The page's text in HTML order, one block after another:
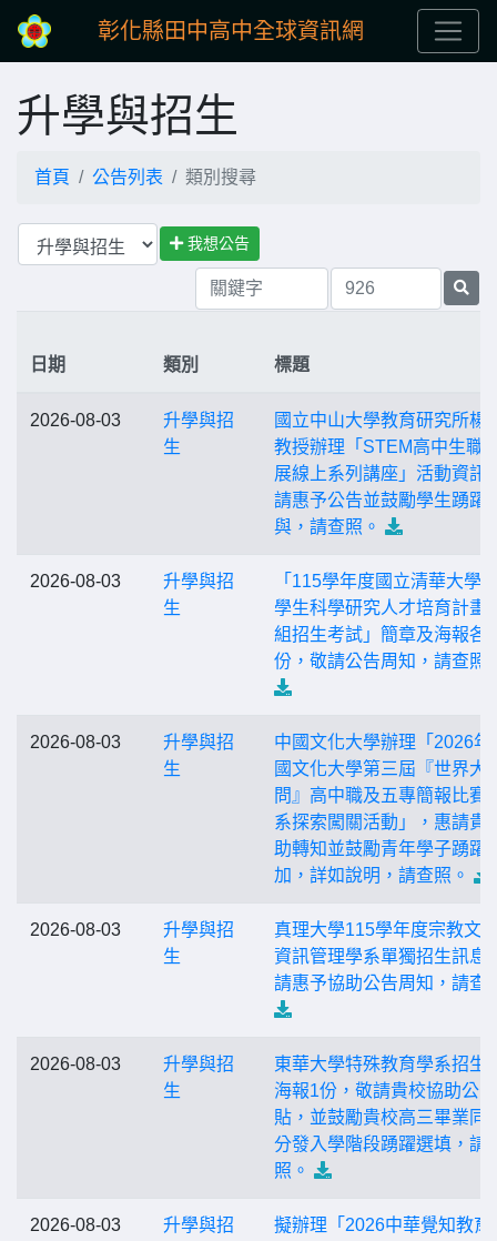
彰化縣田中高中全球資訊網
升學與招生
首頁 公告列表 類別搜尋
我想公告
日期 類別 標題
2026-08-03
升學與招
生
國立中山大學教育研究所楊
教授辦理「STEM高中生職
展線上系列講座」活動資訊
請惠予公告並鼓勵學生踴躍
與，請查照。
2026-08-03
升學與招
生
「115學年度國立清華大學
學生科學研究人才培育計畫
組招生考試」簡章及海報各1
份，敬請公告周知，請查照
2026-08-03
升學與招
生
中國文化大學辦理「2026年
國文化大學第三屆『世界大
問』高中職及五專簡報比賽
系探索闖關活動」，惠請貴
助轉知並鼓勵青年學子踴躍
加，詳如說明，請查照。
2026-08-03
升學與招
生
真理大學115學年度宗教文
資訊管理學系單獨招生訊息
請惠予協助公告周知，請查
2026-08-03
升學與招
生
東華大學特殊教育學系招生
海報1份，敬請貴校協助公
貼，並鼓勵貴校高三畢業同
分發入學階段踴躍選填，請
照。
2026-08-03
升學與招
擬辦理「2026中華覺知教育